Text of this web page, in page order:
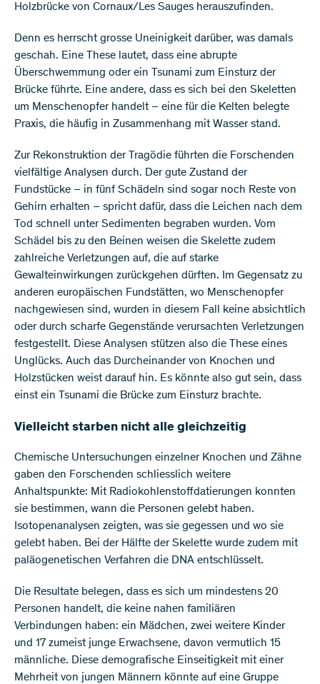
Holzbrücke von Cornaux/Les Sauges herauszufinden.
Denn es herrscht grosse Uneinigkeit darüber, was damals
geschah. Eine These lautet, dass eine abrupte
Überschwemmung oder ein Tsunami zum Einsturz der
Brücke führte. Eine andere, dass es sich bei den Skeletten
um Menschenopfer handelt – eine für die Kelten belegte
Praxis, die häufig in Zusammenhang mit Wasser stand.
Zur Rekonstruktion der Tragödie führten die Forschenden
vielfältige Analysen durch. Der gute Zustand der
Fundstücke – in fünf Schädeln sind sogar noch Reste von
Gehirn erhalten – spricht dafür, dass die Leichen nach dem
Tod schnell unter Sedimenten begraben wurden. Vom
Schädel bis zu den Beinen weisen die Skelette zudem
zahlreiche Verletzungen auf, die auf starke
Gewalteinwirkungen zurückgehen dürften. Im Gegensatz zu
anderen europäischen Fundstätten, wo Menschenopfer
nachgewiesen sind, wurden in diesem Fall keine absichtlich
oder durch scharfe Gegenstände verursachten Verletzungen
festgestellt. Diese Analysen stützen also die These eines
Unglücks. Auch das Durcheinander von Knochen und
Holzstücken weist darauf hin. Es könnte also gut sein, dass
einst ein Tsunami die Brücke zum Einsturz brachte.
Vielleicht starben nicht alle gleichzeitig
Chemische Untersuchungen einzelner Knochen und Zähne
gaben den Forschenden schliesslich weitere
Anhaltspunkte: Mit Radiokohlenstoffdatierungen konnten
sie bestimmen, wann die Personen gelebt haben.
Isotopenanalysen zeigten, was sie gegessen und wo sie
gelebt haben. Bei der Hälfte der Skelette wurde zudem mit
paläogenetischen Verfahren die DNA entschlüsselt.
Die Resultate belegen, dass es sich um mindestens 20
Personen handelt, die keine nahen familiären
Verbindungen haben: ein Mädchen, zwei weitere Kinder
und 17 zumeist junge Erwachsene, davon vermutlich 15
männliche. Diese demografische Einseitigkeit mit einer
Mehrheit von jungen Männern könnte auf eine Gruppe